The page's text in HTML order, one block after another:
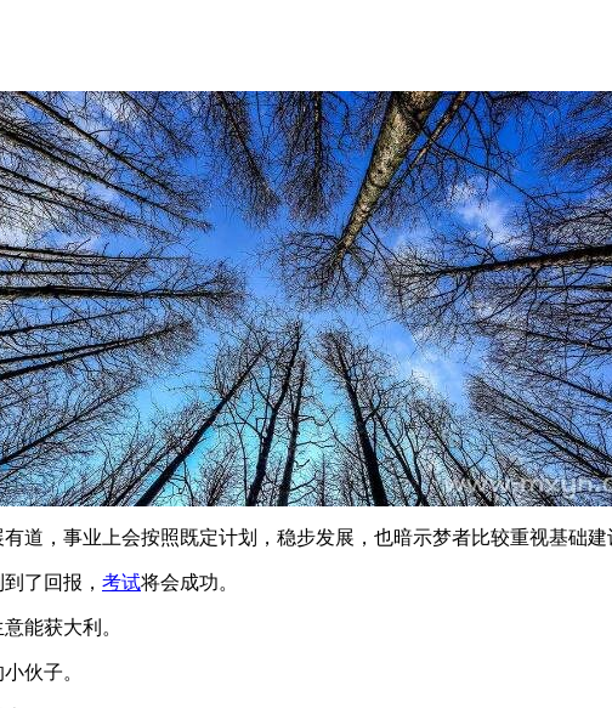
道，事业上会按照既定计划，稳步发展，也暗示梦者比较重视基础建
了回报， 考试将会成功。
能获大利。
伙子。